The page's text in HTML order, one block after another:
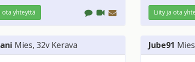
ota yhteyttä Liity ja ota
Mies, 32v Kerava Jube91 Mies